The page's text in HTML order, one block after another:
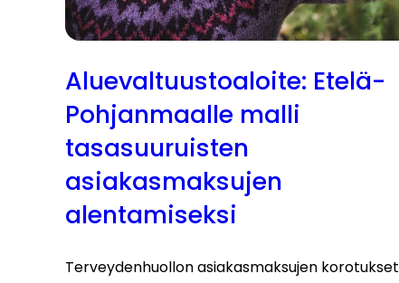
Aluevaltuustoaloite: Etelä-
Pohjanmaalle malli
tasasuuruisten
asiakasmaksujen
alentamiseksi
Terveydenhuollon asiakasmaksujen korotukset